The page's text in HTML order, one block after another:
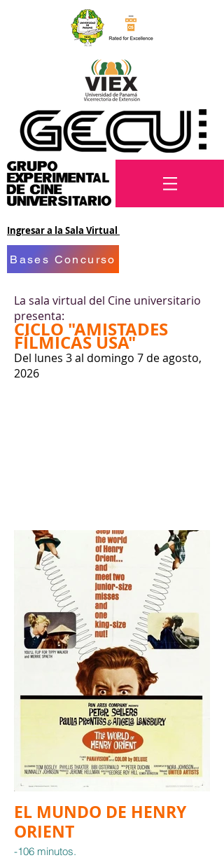
Ingresar a la Sala Virtual
Bases Concurso
La sala virtual del Cine universitario
presenta:
CICLO "AMISTADES
FÍLMICAS USA"
Del lunes 3 al domingo 7 de agosto,
2026
EL MUNDO DE HENRY
ORIENT
-106 minutos.